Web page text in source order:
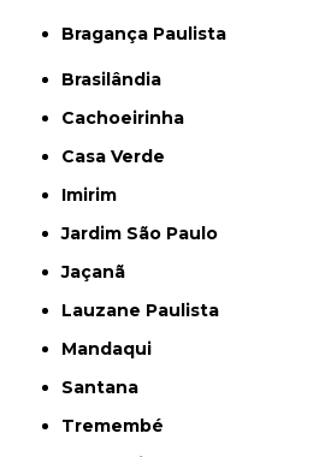
Bragança Paulista
Brasilândia
Cachoeirinha
Casa Verde
Imirim
Jardim São Paulo
Jaçanã
Lauzane Paulista
Mandaqui
Santana
Tremembé